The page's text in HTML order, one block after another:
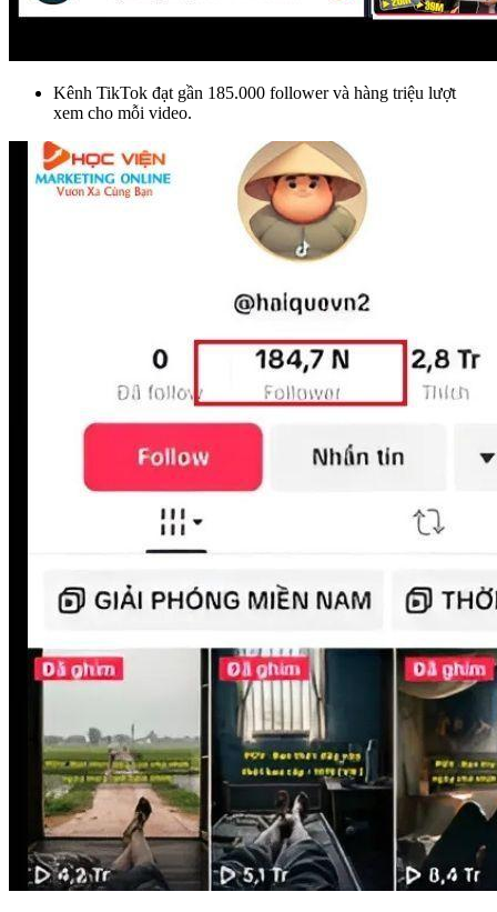
Kênh TikTok đạt gần 185.000 follower và hàng triệu lượt
xem cho mỗi video.